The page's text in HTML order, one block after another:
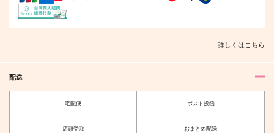
青い炎に触れてみた
その他
サンプル
もっと知りたい!!きみ
サンプル
ASSORTMENT イデ
サンプル
詳しくはこちら
配送
宅配便 ポスト投函
店頭受取 おまとめ配送